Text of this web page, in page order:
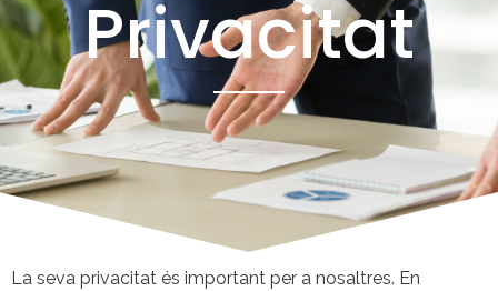
Privacitat
La seva privacitat és important per a nosaltres. En